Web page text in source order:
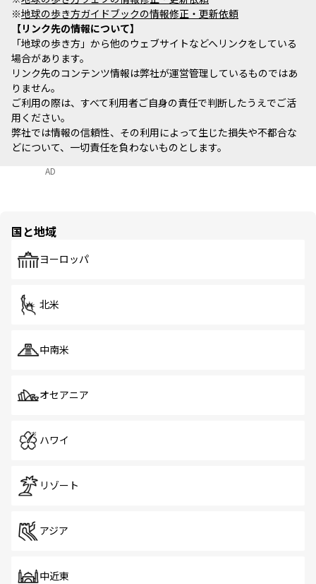
※地球の歩き方ガイドブックの情報修正・更新依頼
リンク先の情報について
「地球の歩き方」から他のウェブサイトなどへリンクをしている
場合があります。
リンク先のコンテンツ情報は弊社が運営管理しているものではあ
りません。
ご利用の際は、すべて利用者ご自身の責任で判断したうえでご活
用ください。
弊社では情報の信頼性、その利用によって生じた損失や不都合な
どについて、一切責任を負わないものとします。
AD
国と地域
ヨーロッパ
北米
中南米
オセアニア
ハワイ
リゾート
アジア
中近東